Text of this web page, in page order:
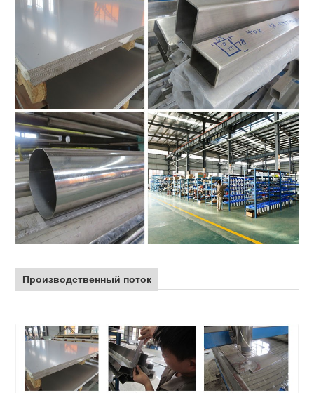
Производственный поток